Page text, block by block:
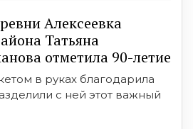
Алексеевка
Татьяна
отметила 90-летие
в руках благодарила
с ней этот важный